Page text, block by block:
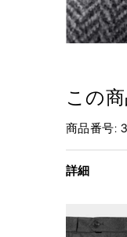
この
商品番号:
詳細